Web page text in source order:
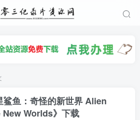
鲨鱼：奇怪的新世界 Alien
Worlds》下载